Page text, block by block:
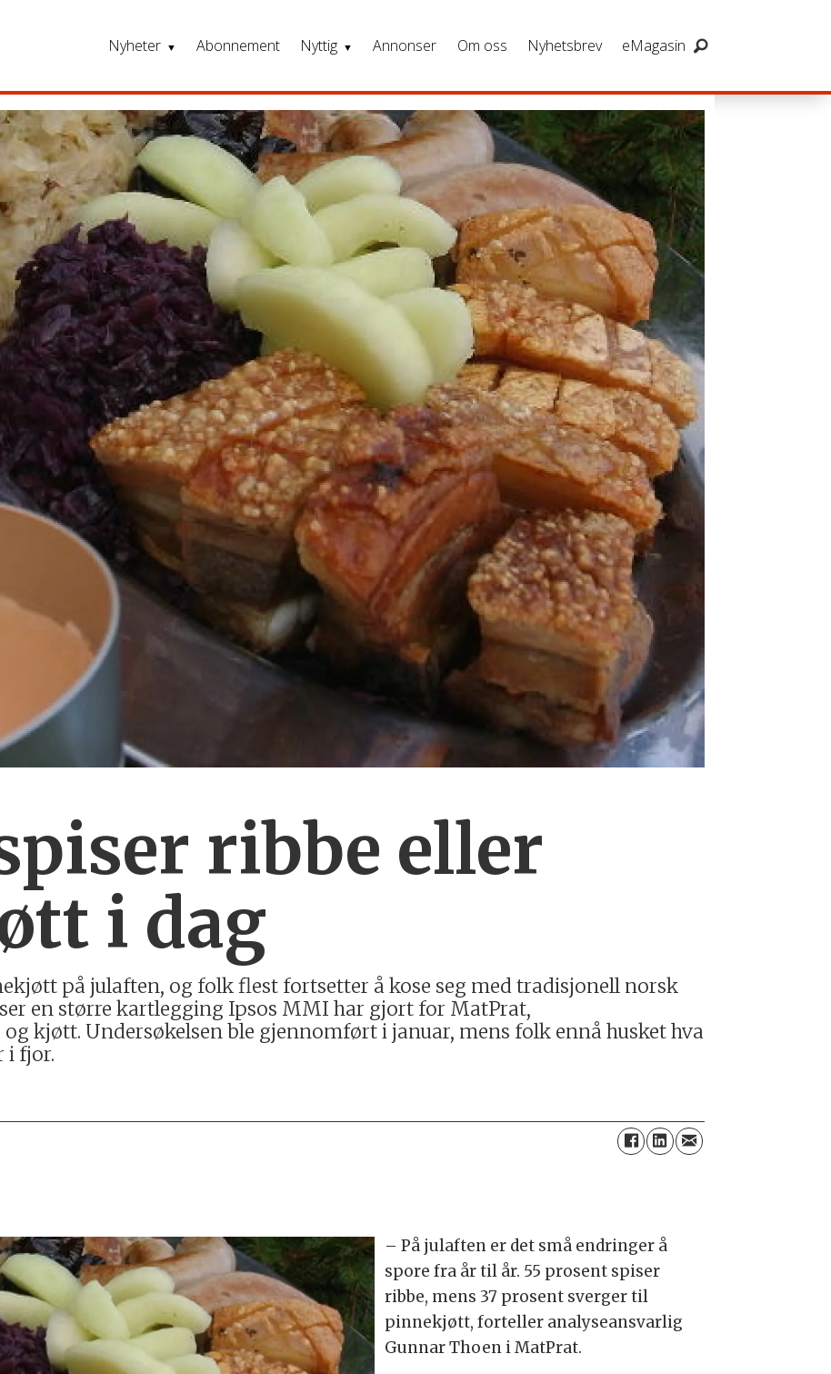
Nyheter Abonnement Nyttig Annonser Om oss Nyhetsbrev eMagasin
ribbe eller
i dag
på julaften, og folk flest fortsetter å kose seg med tradisjonell norsk
en større kartlegging Ipsos MMI har gjort for MatPrat,
kjøtt. Undersøkelsen ble gjennomført i januar, mens folk ennå husket hva
i fjor.
– På julaften er det små endringer å
spore fra år til år. 55 prosent spiser
ribbe, mens 37 prosent sverger til
pinnekjøtt, forteller analyseansvarlig
Gunnar Thoen i MatPrat.